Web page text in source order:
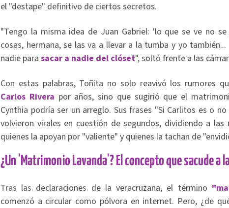
el "destape" definitivo de ciertos secretos.
"Tengo la misma idea de Juan Gabriel: 'lo que se ve no se
cosas, hermana, se las va a llevar a la tumba y yo
nadie para sacar a nadie del clóset", soltó frente a las
Con estas palabras, Toñita no solo reavivó los rumores
Carlos Rivera por años, sino que sugirió que el
Cynthia podría ser un arreglo. Sus frases "Si Carlitos es o
volvieron virales en cuestión de segundos, dividiendo a las
quienes la apoyan por "valiente" y quienes la tachan de
¿Un 'Matrimonio Lavanda'? El concepto que sacude a
Tras las declaraciones de la veracruzana, el término
comenzó a circular como pólvora en internet. Pero, ¿de